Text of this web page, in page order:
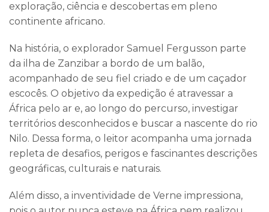
exploração, ciência e descobertas em pleno
continente africano.
Na história, o explorador Samuel Fergusson parte
da ilha de Zanzibar a bordo de um balão,
acompanhado de seu fiel criado e de um caçador
escocês. O objetivo da expedição é atravessar a
África pelo ar e, ao longo do percurso, investigar
territórios desconhecidos e buscar a nascente do rio
Nilo. Dessa forma, o leitor acompanha uma jornada
repleta de desafios, perigos e fascinantes descrições
geográficas, culturais e naturais.
Além disso, a inventividade de Verne impressiona,